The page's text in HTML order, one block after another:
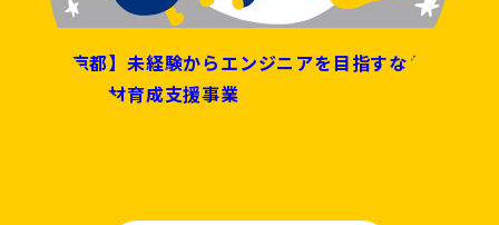
【東京都】未経験からエンジニアを目指すなら！デ
ジタル人材育成支援事業